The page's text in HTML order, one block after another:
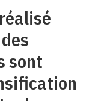
sont